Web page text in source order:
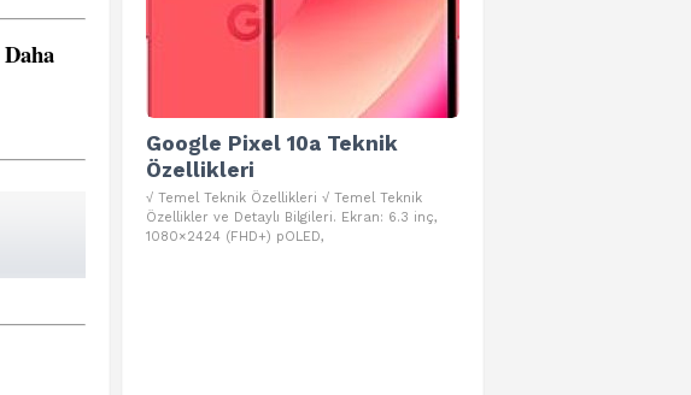
Daha
Google Pixel 10a Teknik
Özellikleri
√ Temel Teknik Özellikleri √ Temel Teknik
Özellikler ve Detaylı Bilgileri. Ekran: 6.3 inç,
1080×2424 (FHD+) pOLED,